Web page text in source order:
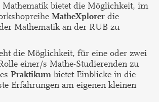
bietet die Möglichkeit, im
MatheXplorer die
Mathematik an der RUB zu
die Möglichkeit, für eine oder zwei
einer/s Mathe-Studierenden zu
Praktikum bietet Einblicke in die
Erfahrungen am eigenen kleinen